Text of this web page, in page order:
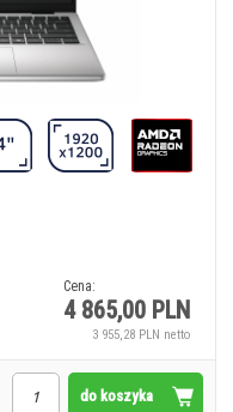
Cena:
4 865,00 PLN
3 955,28 PLN netto
do koszyka